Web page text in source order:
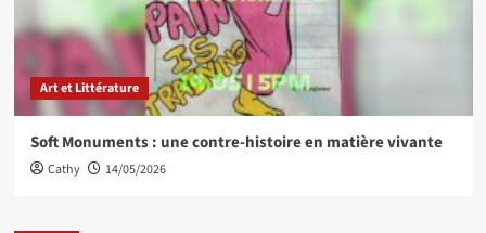
Art et Littérature
Soft Monuments : une contre-histoire en matière vivante
Cathy 14/05/2026